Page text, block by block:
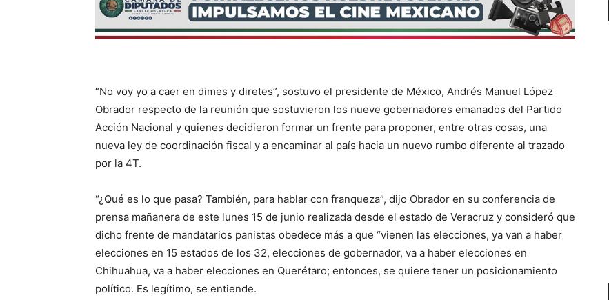
“No voy yo a caer en dimes y diretes”, sostuvo el presidente de México, Andrés Manuel López
Obrador respecto de la reunión que sostuvieron los nueve gobernadores emanados del Partido
Acción Nacional y quienes decidieron formar un frente para proponer, entre otras cosas, una
nueva ley de coordinación fiscal y a encaminar al país hacia un nuevo rumbo diferente al trazado
por la 4T.
“¿Qué es lo que pasa? También, para hablar con franqueza”, dijo Obrador en su conferencia de
prensa mañanera de este lunes 15 de junio realizada desde el estado de Veracruz y consideró que
dicho frente de mandatarios panistas obedece más a que “vienen las elecciones, ya van a haber
elecciones en 15 estados de los 32, elecciones de gobernador, va a haber elecciones en
Chihuahua, va a haber elecciones en Querétaro; entonces, se quiere tener un posicionamiento
político. Es legítimo, se entiende.